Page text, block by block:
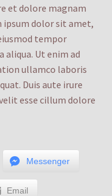
et dolore magnam
ipsum dolor sit amet,
tempor
Ut enim ad
ullamco laboris
Duis aute irure
esse cillum dolore
Messenger
Email